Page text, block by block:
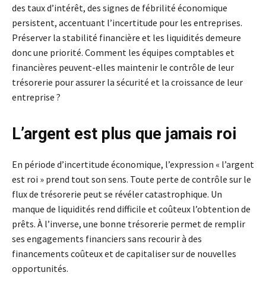
des taux d’intérêt, des signes de fébrilité économique
persistent, accentuant l’incertitude pour les entreprises.
Préserver la stabilité financière et les liquidités demeure
donc une priorité. Comment les équipes comptables et
financières peuvent-elles maintenir le contrôle de leur
trésorerie pour assurer la sécurité et la croissance de leur
entreprise ?
L’argent est plus que jamais roi
En période d’incertitude économique, l’expression « l’argent
est roi » prend tout son sens. Toute perte de contrôle sur le
flux de trésorerie peut se révéler catastrophique. Un
manque de liquidités rend difficile et coûteux l’obtention de
prêts. À l’inverse, une bonne trésorerie permet de remplir
ses engagements financiers sans recourir à des
financements coûteux et de capitaliser sur de nouvelles
opportunités.